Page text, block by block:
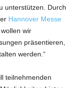
unterstützen. Durch
Hannover Messe
wir
präsentieren,
werden.“
teilnehmenden